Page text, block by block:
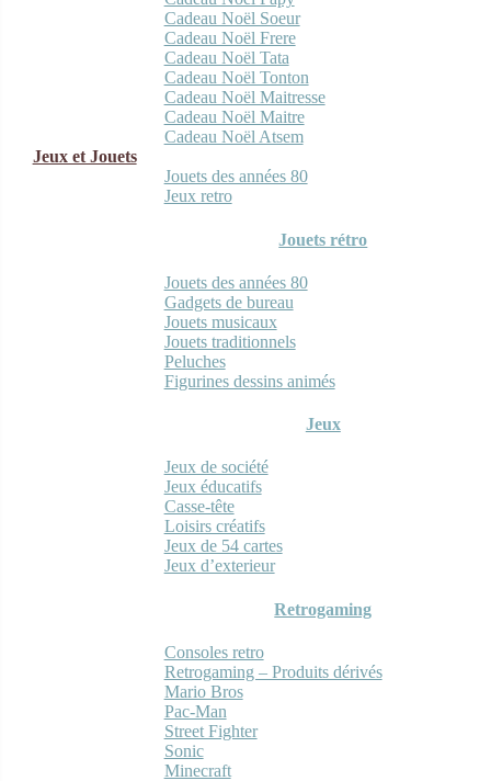
Cadeau Noël Soeur
Cadeau Noël Frere
Cadeau Noël Tata
Cadeau Noël Tonton
Cadeau Noël Maitresse
Cadeau Noël Maitre
Cadeau Noël Atsem
Jeux et Jouets
Jouets des années 80
Jeux retro
Jouets rétro
Jouets des années 80
Gadgets de bureau
Jouets musicaux
Jouets traditionnels
Peluches
Figurines dessins animés
Jeux
Jeux de société
Jeux éducatifs
Casse-tête
Loisirs créatifs
Jeux de 54 cartes
Jeux d’exterieur
Retrogaming
Consoles retro
Retrogaming – Produits dérivés
Mario Bros
Pac-Man
Street Fighter
Sonic
Minecraft